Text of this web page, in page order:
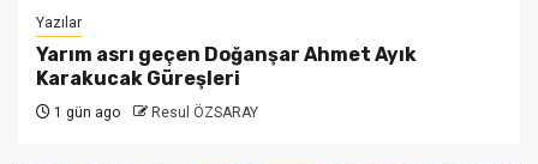
Yazılar
Yarım asrı geçen Doğanşar Ahmet Ayık
Karakucak Güreşleri
1 gün ago Resul ÖZSARAY